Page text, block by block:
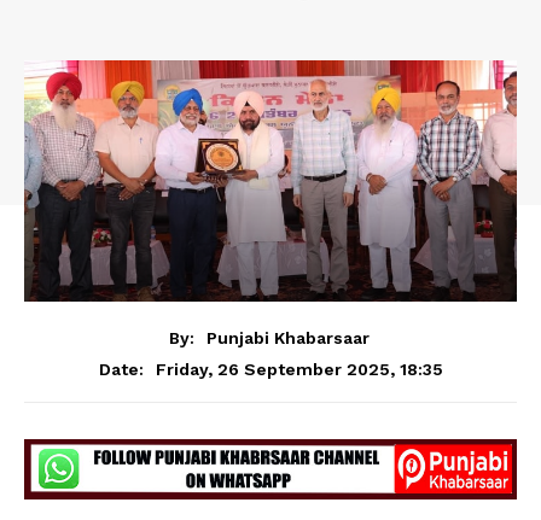
By:
Punjabi Khabarsaar
Date:
Friday, 26 September 2025, 18:35